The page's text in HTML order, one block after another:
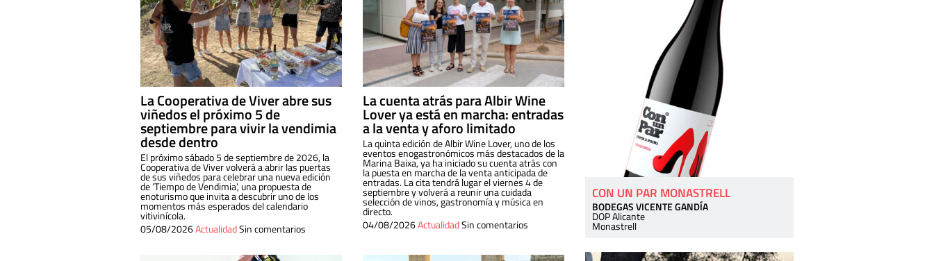
La Cooperativa de Viver abre sus
viñedos el próximo 5 de
septiembre para vivir la vendimia
desde dentro
El próximo sábado 5 de septiembre de 2026, la
Cooperativa de Viver volverá a abrir las puertas
de sus viñedos para celebrar una nueva edición
de ‘Tiempo de Vendimia’, una propuesta de
enoturismo que invita a descubrir uno de los
momentos más esperados del calendario
vitivinícola.
05/08/2026ActualidadSin comentarios
La cuenta atrás para Albir Wine
Lover ya está en marcha: entradas
a la venta y aforo limitado
La quinta edición de Albir Wine Lover, uno de los
eventos enogastronómicos más destacados de la
Marina Baixa, ya ha iniciado su cuenta atrás con
la puesta en marcha de la venta anticipada de
entradas. La cita tendrá lugar el viernes 4 de
septiembre y volverá a reunir una cuidada
selección de vinos, gastronomía y música en
directo.
04/08/2026ActualidadSin comentarios
CON UN PAR MONASTRELL
BODEGAS VICENTE GANDÍA
DOP Alicante
Monastrell